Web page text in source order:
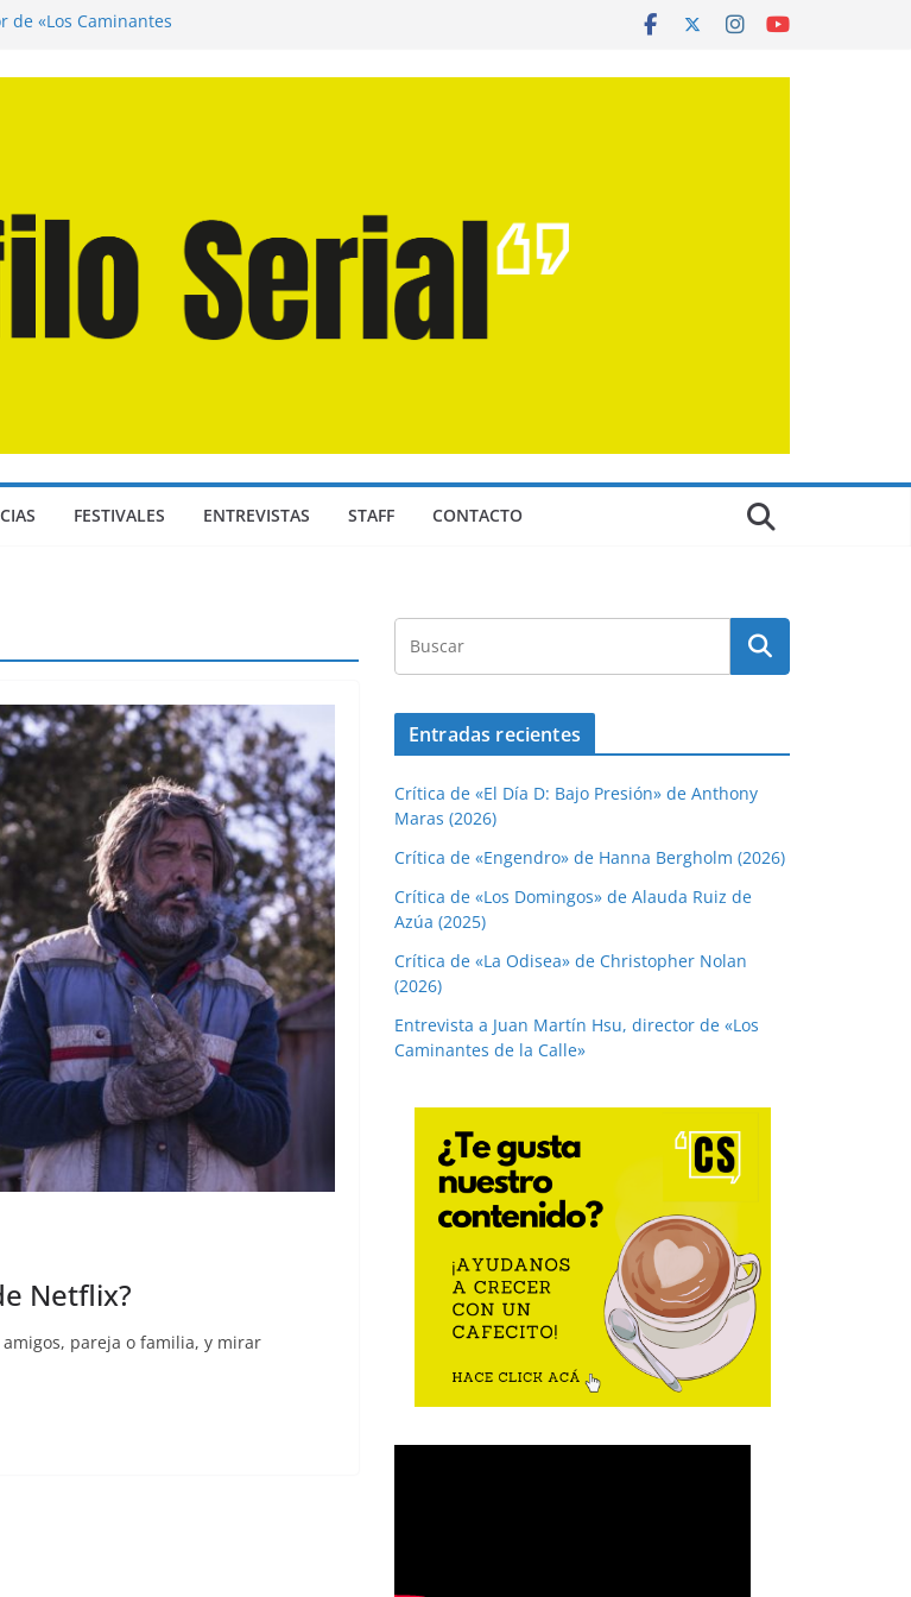
de «Los Caminantes
FESTIVALES ENTREVISTAS STAFF CONTACTO
Netflix?
pareja o familia, y mirar
Entradas recientes
Crítica de «El Día D: Bajo Presión» de Anthony
Maras (2026)
Crítica de «Engendro» de Hanna Bergholm (2026)
Crítica de «Los Domingos» de Alauda Ruiz de
Azúa (2025)
Crítica de «La Odisea» de Christopher Nolan
(2026)
Entrevista a Juan Martín Hsu, director de «Los
Caminantes de la Calle»